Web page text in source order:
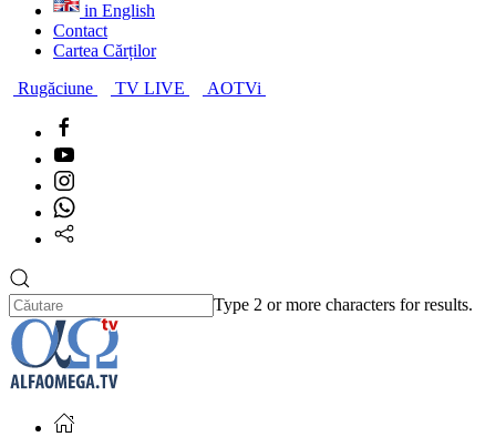
in English
Contact
Cartea Cărților
Rugăciune
TV LIVE AOTVi
Type 2 or more characters for results.